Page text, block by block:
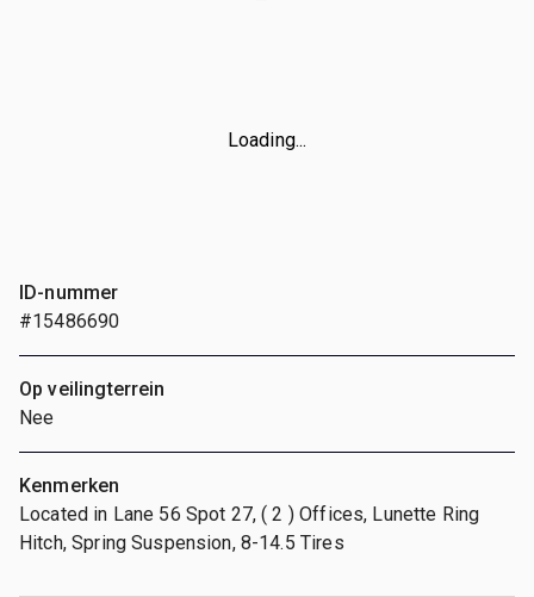
Loading...
ID-nummer
#15486690
Op veilingterrein
Nee
Kenmerken
Located in Lane 56 Spot 27, ( 2 ) Offices, Lunette Ring
Hitch, Spring Suspension, 8-14.5 Tires